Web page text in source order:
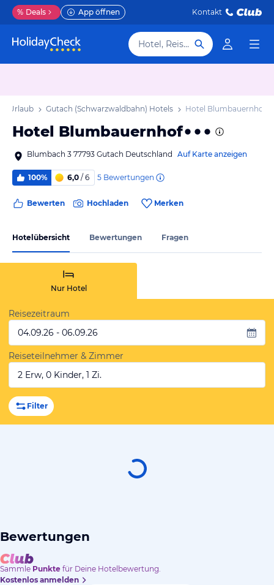
% Deals App öffnen Kontakt
Hotel, Reiseziel
Urlaub Gutach (Schwarzwaldbahn) Hotels Hotel Blumbauernhof
Hotel Blumbauernhof
Blumbach 3 77793 Gutach Deutschland Auf Karte anzeigen
100% 6,0 / 6 5 Bewertungen
Bewerten Hochladen Merken
Hotelübersicht Bewertungen Fragen
Nur Hotel
Reisezeitraum
04.09.26 - 06.09.26
Reiseteilnehmer & Zimmer
2 Erw, 0 Kinder, 1 Zi.
Filter
Bewertungen
Sammle Punkte für Deine Hotelbewertung.
Kostenlos anmelden